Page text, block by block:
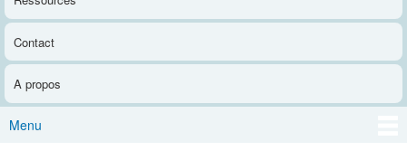
Contact
A propos
Menu